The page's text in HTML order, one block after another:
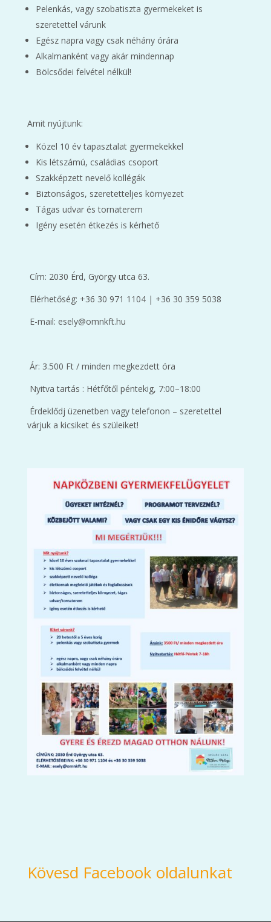
Pelenkás, vagy szobatiszta gyermekeket is
szeretettel várunk
Egész napra vagy csak néhány órára
Alkalmanként vagy akár mindennap
Bölcsődei felvétel nélkül!
Amit nyújtunk:
Közel 10 év tapasztalat gyermekekkel
Kis létszámú, családias csoport
Szakképzett nevelő kollégák
Biztonságos, szeretetteljes környezet
Tágas udvar és tornaterem
Igény esetén étkezés is kérhető
Cím: 2030 Érd, György utca 63.
Elérhetőség: +36 30 971 1104 | +36 30 359 5038
E-mail: esely@omnkft.hu
Ár: 3.500 Ft / minden megkezdett óra
Nyitva tartás : Hétfőtől péntekig, 7:00–18:00
Érdeklődj üzenetben vagy telefonon – szeretettel
várjuk a kicsiket és szüleiket!
Kövesd Facebook oldalunkat